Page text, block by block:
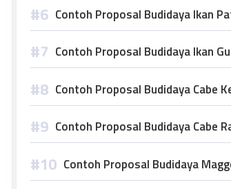
Contoh Proposal Budidaya Ikan
Contoh Proposal Budidaya Ikan
Contoh Proposal Budidaya Cabe
Contoh Proposal Budidaya Cabe
Contoh Proposal Budidaya